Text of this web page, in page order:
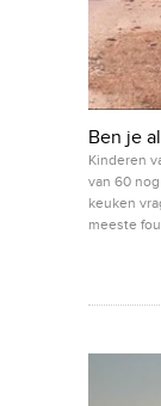
Ben je
Kinderen
van 60
keuken
meeste